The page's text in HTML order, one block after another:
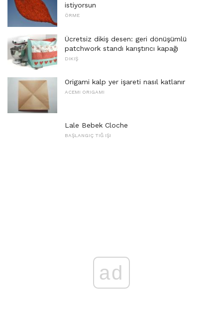
istiyorsun
ÖRME
Ücretsiz dikiş desen: geri dönüşümlü
patchwork standı karıştırıcı kapağı
DIKIŞ
Origami kalp yer işareti nasıl katlanır
ACEMI ORIGAMI
Lale Bebek Cloche
BAŞLANGIÇ ​​TIĞ IŞI
ad